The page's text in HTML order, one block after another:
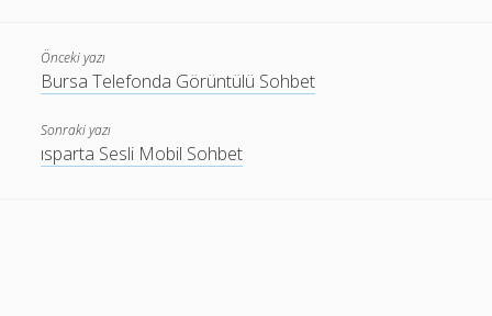
Önceki yazı
Bursa Telefonda Görüntülü Sohbet
Sonraki yazı
ısparta Sesli Mobil Sohbet